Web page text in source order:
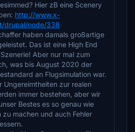
Hier zB eine Scenery
http://www.x-
drupal/node/338
haben damals großartige
Das ist eine High End
Aber nur mal zum
was bis August 2020 der
an Flugsimulation war.
Ungereimtheiten zur realen
immer bestehen, aber wir
Bestes es so genau wie
zu machen und auch Fehler